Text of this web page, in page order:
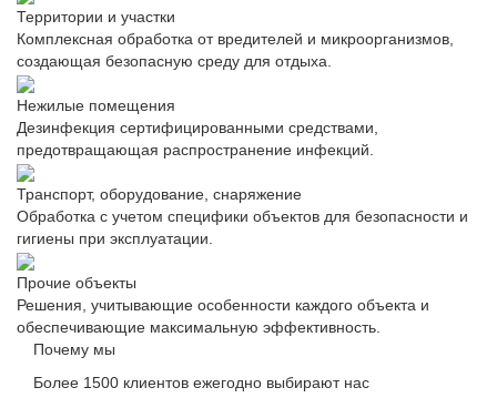
Территории и участки
Комплексная обработка от вредителей и микроорганизмов,
создающая безопасную среду для отдыха.
Нежилые помещения
Дезинфекция сертифицированными средствами,
предотвращающая распространение инфекций.
Транспорт, оборудование, снаряжение
Обработка с учетом специфики объектов для безопасности и
гигиены при эксплуатации.
Прочие объекты
Решения, учитывающие особенности каждого объекта и
обеспечивающие максимальную эффективность.
Почему мы
Более 1500 клиентов ежегодно выбирают нас